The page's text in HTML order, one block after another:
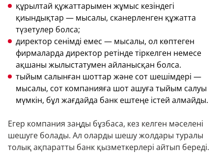
құрылтай құжаттарымен жұмыс кезіндегі
қиындықтар — мысалы, сканерленген құжатта
түзетулер болса;
директор сенімді емес — мысалы, ол көптеген
фирмаларда директор ретінде тіркелген немесе
ақшаны жылыстатумен айланысқан болса.
тыйым салынған шоттар және сот шешімдері —
мысалы, сот компанияға шот ашуға тыйым салуы
мүмкін, бұл жағдайда банк ештеңе істей алмайды.
Егер компания заңды бұзбаса, кез келген мәселені
шешуге болады. Ал оларды шешу жолдары туралы
толық ақпаратты банк қызметкерлері айтып береді.